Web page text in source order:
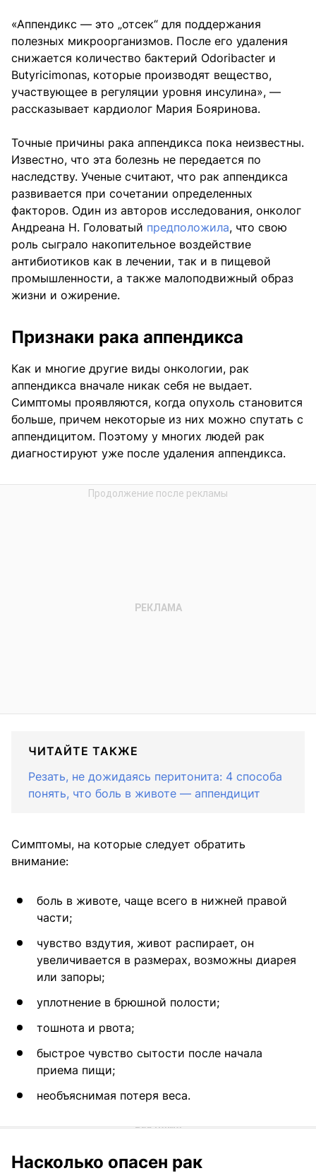
«Аппендикс — это „отсек“ для поддержания
полезных микроорганизмов. После его удаления
снижается количество бактерий Odoribacter и
Butyricimonas, которые производят вещество,
участвующее в регуляции уровня инсулина», —
рассказывает кардиолог Мария Бояринова.
Точные причины рака аппендикса пока неизвестны.
Известно, что эта болезнь не передается по
наследству. Ученые считают, что рак аппендикса
развивается при сочетании определенных
факторов. Один из авторов исследования, онколог
Андреана Н. Головатый предположила, что свою
роль сыграло накопительное воздействие
антибиотиков как в лечении, так и в пищевой
промышленности, а также малоподвижный образ
жизни и ожирение.
Признаки рака аппендикса
Как и многие другие виды онкологии, рак
аппендикса вначале никак себя не выдает.
Симптомы проявляются, когда опухоль становится
больше, причем некоторые из них можно спутать с
аппендицитом. Поэтому у многих людей рак
диагностируют уже после удаления аппендикса.
ЧИТАЙТЕ ТАКЖЕ
Резать, не дожидаясь перитонита: 4 способа
понять, что боль в животе — аппендицит
Симптомы, на которые следует обратить
внимание:
боль в животе, чаще всего в нижней правой
части;
чувство вздутия, живот распирает, он
увеличивается в размерах, возможны диарея
или запоры;
уплотнение в брюшной полости;
тошнота и рвота;
быстрое чувство сытости после начала
приема пищи;
необъяснимая потеря веса.
Насколько опасен рак